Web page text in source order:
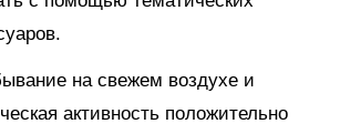
на свежем воздухе и
активность положительно